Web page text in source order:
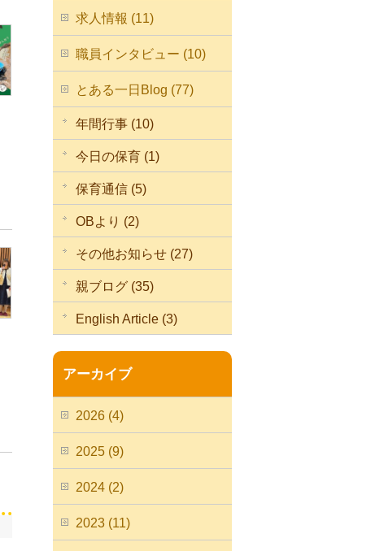
求人情報 (11)
職員インタビュー (10)
とある一日Blog (77)
年間行事 (10)
今日の保育 (1)
保育通信 (5)
OBより (2)
その他お知らせ (27)
親ブログ (35)
English Article (3)
アーカイブ
2026 (4)
2025 (9)
2024 (2)
2023 (11)